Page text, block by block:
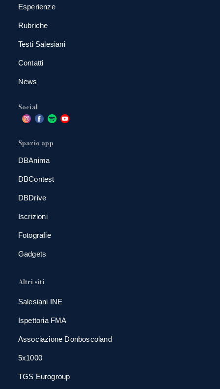
Esperienze
Rubriche
Testi Salesiani
Contatti
News
Social
Spazio app
DBAnima
DBContest
DBDrive
Iscrizioni
Fotografie
Gadgets
Altri siti
Salesiani INE
Ispettoria FMA
Associazione Donboscoland
5x1000
TGS Eurogroup